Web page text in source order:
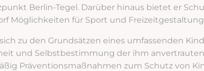
Berlin-Tegel. Darüber hinaus bietet er
Möglichkeiten für Sport und
zu den Grundsätzen eines umfassenden
und Selbstbestimmung der ihm
Präventionsmaßnahmen zum Schutz von